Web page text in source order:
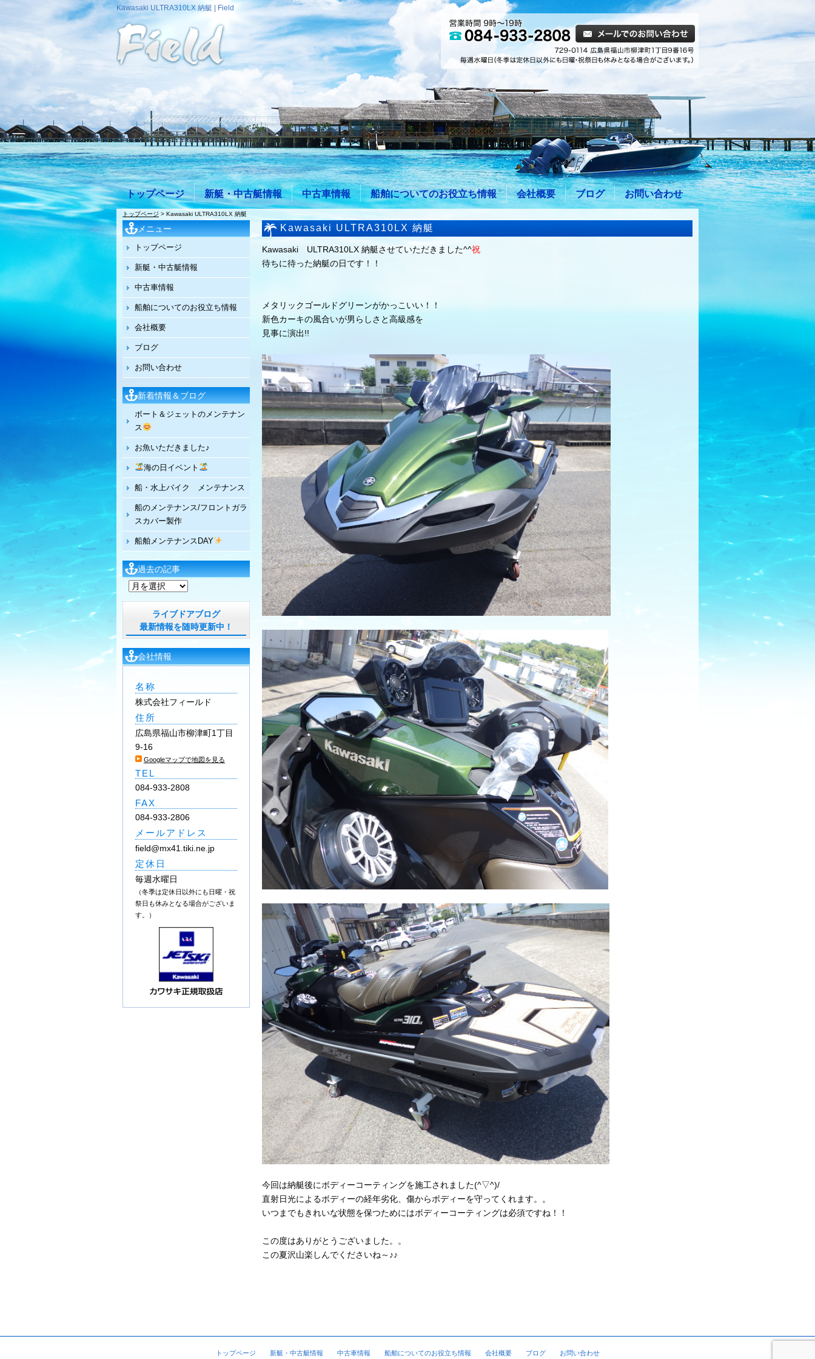
Kawasaki ULTRA310LX 納艇 | Field
トップページ 新艇・中古艇情報 中古車情報 船舶についてのお役立ち情報 会社概要 ブログ お問い合わせ
トップページ > Kawasaki ULTRA310LX 納艇
Kawasaki ULTRA310LX 納艇
Kawasaki ULTRA310LX 納艇させていただきました^^祝
待ちに待った納艇の日です！！
メタリックゴールドグリーンがかっこいい！！
新色カーキの風合いが男らしさと高級感を
見事に演出!!
今回は納艇後にボディーコーティングを施工されました(^▽^)/
直射日光によるボディーの経年劣化、傷からボディーを守ってくれます。。
いつまでもきれいな状態を保つためにはボディーコーティングは必須ですね！！
この度はありがとうございました。。
この夏沢山楽しんでくださいね～♪♪
メニュー
トップページ
新艇・中古艇情報
中古車情報
船舶についてのお役立ち情報
会社概要
ブログ
お問い合わせ
新着情報＆ブログ
ボート＆ジェットのメンテナン
ス
お魚いただきました♪
海の日イベント
船・水上バイク メンテナンス
船のメンテナンス/フロントガラ
スカバー製作
船舶メンテナンスDAY
過去の記事
の
記
事
ライブドアブログ
最新情報を随時更新中！
会社情報
名称
株式会社フィールド
住所
広島県福山市柳津町1丁目
9-16
Googleマップで地図を見る
TEL
084-933-2808
FAX
084-933-2806
メールアドレス
field@mx41.tiki.ne.jp
定休日
毎週水曜日
（冬季は定休日以外にも日曜・祝
祭日も休みとなる場合がございま
す。）
トップページ 新艇・中古艇情報 中古車情報 船舶についてのお役立ち情報 会社概要 ブログ お問い合わせ